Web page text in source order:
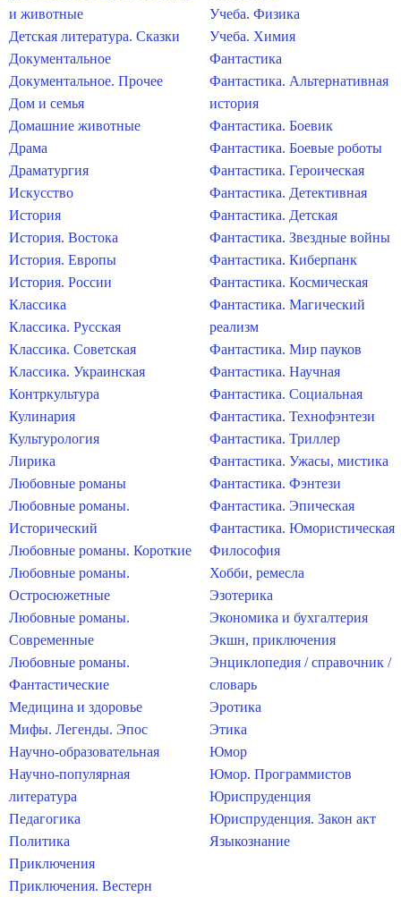
и животные
Детская литература. Сказки
Документальное
Документальное. Прочее
Дом и семья
Домашние животные
Драма
Драматургия
Искусство
История
История. Востока
История. Европы
История. России
Классика
Классика. Русская
Классика. Советская
Классика. Украинская
Контркультура
Кулинария
Культурология
Лирика
Любовные романы
Любовные романы.
Исторический
Любовные романы. Короткие
Любовные романы.
Остросюжетные
Любовные романы.
Современные
Любовные романы.
Фантастические
Медицина и здоровье
Мифы. Легенды. Эпос
Научно-образовательная
Научно-популярная
литература
Педагогика
Политика
Приключения
Приключения. Вестерн
Учеба. Физика
Учеба. Химия
Фантастика
Фантастика. Альтернативная
история
Фантастика. Боевик
Фантастика. Боевые роботы
Фантастика. Героическая
Фантастика. Детективная
Фантастика. Детская
Фантастика. Звездные войны
Фантастика. Киберпанк
Фантастика. Космическая
Фантастика. Магический
реализм
Фантастика. Мир пауков
Фантастика. Научная
Фантастика. Социальная
Фантастика. Технофэнтези
Фантастика. Триллер
Фантастика. Ужасы, мистика
Фантастика. Фэнтези
Фантастика. Эпическая
Фантастика. Юмористическая
Философия
Хобби, ремесла
Эзотерика
Экономика и бухгалтерия
Экшн, приключения
Энциклопедия / справочник /
словарь
Эротика
Этика
Юмор
Юмор. Программистов
Юриспруденция
Юриспруденция. Закон акт
Языкознание